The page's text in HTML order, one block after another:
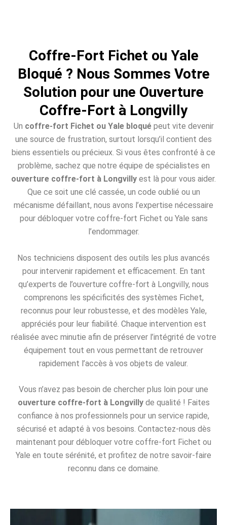
Coffre-Fort Fichet ou Yale
Bloqué ? Nous Sommes Votre
Solution pour une Ouverture
Coffre-Fort à Longvilly
Un coffre-fort Fichet ou Yale bloquépeut vite devenir
une source de frustration, surtout lorsqu’il contient des
biens essentiels ou précieux. Si vous êtes confronté à ce
problème, sachez que notre équipe de spécialistes en
ouverture coffre-fort à Longvilly est là pour vous aider.
Que ce soit une clé cassée, un code oublié ou un
mécanisme défaillant, nous avons l’expertise nécessaire
pour débloquer votre coffre-fort Fichet ou Yale sans
l’endommager.
Nos techniciens disposent des outils les plus avancés
pour intervenir rapidement et efficacement. En tant
qu’experts de l’ouverture coffre-fort à Longvilly, nous
comprenons les spécificités des systèmes Fichet,
reconnus pour leur robustesse, et des modèles Yale,
appréciés pour leur fiabilité. Chaque intervention est
réalisée avec minutie afin de préserver l’intégrité de votre
équipement tout en vous permettant de retrouver
rapidement l’accès à vos objets de valeur.
Vous n’avez pas besoin de chercher plus loin pour une
ouverture coffre-fort à Longvillyde qualité ! Faites
confiance à nos professionnels pour un service rapide,
sécurisé et adapté à vos besoins. Contactez-nous dès
maintenant pour débloquer votre coffre-fort Fichet ou
Yale en toute sérénité, et profitez de notre savoir-faire
reconnu dans ce domaine.